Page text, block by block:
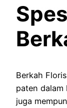
Berkah
paten dalam
juga